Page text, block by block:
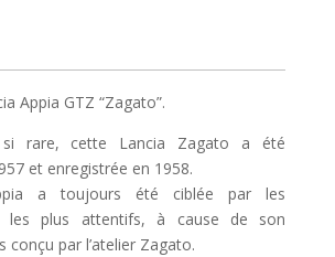
Appia GTZ “Zagato”.
si rare, cette Lancia Zagato a été
et enregistrée en 1958.
a toujours été ciblée par les
les plus attentifs, à cause de son
conçu par l’atelier Zagato.